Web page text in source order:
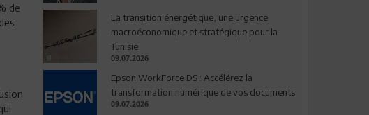
de
La transition énergétique, une urgence
macroéconomique et stratégique pour la
Tunisie
09.07.2026
Epson WorkForce DS : Accélérez la
transformation numérique de vos documents
09.07.2026